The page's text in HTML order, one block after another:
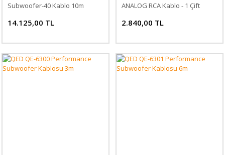
Subwoofer-40 Kablo 10m
14.125,00 TL
ANALOG RCA Kablo - 1 Çift
2.840,00 TL